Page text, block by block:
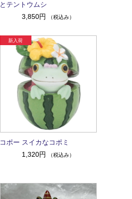
とテントウムシ
3,850円
（税込み）
コポー スイカなコポミ
1,320円
（税込み）